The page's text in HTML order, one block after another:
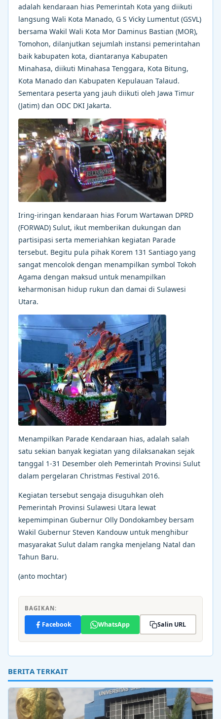
adalah kendaraan hias Pemerintah Kota yang diikuti
langsung Wali Kota Manado, G S Vicky Lumentut (GSVL)
bersama Wakil Wali Kota Mor Daminus Bastian (MOR),
Tomohon, dilanjutkan sejumlah instansi pemerintahan
baik kabupaten kota, diantaranya Kabupaten
Minahasa, diikuti Minahasa Tenggara, Kota Bitung,
Kota Manado dan Kabupaten Kepulauan Talaud.
Sementara peserta yang jauh diikuti oleh Jawa Timur
(Jatim) dan ODC DKI Jakarta.
Iring-iringan kendaraan hias Forum Wartawan DPRD
(FORWAD) Sulut, ikut memberikan dukungan dan
partisipasi serta memeriahkan kegiatan Parade
tersebut. Begitu pula pihak Korem 131 Santiago yang
sangat mencolok dengan menampilkan symbol Tokoh
Agama dengan maksud untuk menampilkan
keharmonisan hidup rukun dan damai di Sulawesi
Utara.
Menampilkan Parade Kendaraan hias, adalah salah
satu sekian banyak kegiatan yang dilaksanakan sejak
tanggal 1-31 Desember oleh Pemerintah Provinsi Sulut
dalam pergelaran Christmas Festival 2016.
Kegiatan tersebut sengaja disuguhkan oleh
Pemerintah Provinsi Sulawesi Utara lewat
kepemimpinan Gubernur Olly Dondokambey bersam
Wakil Gubernur Steven Kandouw untuk menghibur
masyarakat Sulut dalam rangka menjelang Natal dan
Tahun Baru.
(anto mochtar)
BAGIKAN:
Facebook WhatsApp Salin URL
BERITA TERKAIT